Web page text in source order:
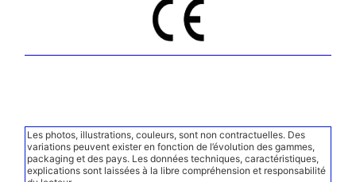
Les photos, illustrations, couleurs, sont non contractuelles. Des
variations peuvent exister en fonction de l’évolution des gammes,
packaging et des pays. Les données techniques, caractéristiques,
explications sont laissées à la libre compréhension et responsabilité